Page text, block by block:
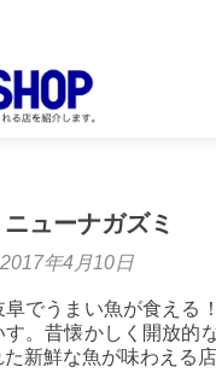
ューナガズミ
2017年4月10日
阜でうまい魚が食える
す。昔懐かしく開放的
新鮮な魚が味わえる店